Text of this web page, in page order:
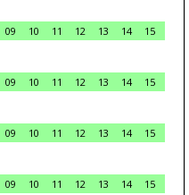
09 10 11 12 13 14
15
09 10 11 12 13 14
15
09 10 11 12 13 14
15
09 10 11 12 13 14
15